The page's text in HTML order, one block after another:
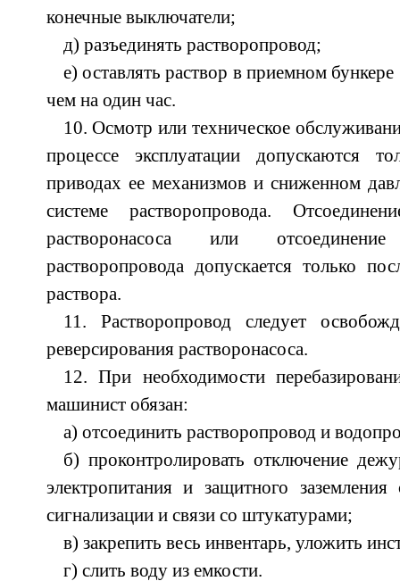
конечные выключатели;
д) разъединять растворопровод;
е) оставлять раствор в приемном
чем на один час.
10. Осмотр или техническое
процессе эксплуатации допускаются
приводах ее механизмов и сниженном
системе растворопровода.
растворонасоса или
растворопровода допускается только
раствора.
11. Растворопровод следует
реверсирования растворонасоса.
12. При необходимости
машинист обязан:
а) отсоединить растворопровод и
б) проконтролировать отключение
электропитания и защитного
сигнализации и связи со штукатурами;
в) закрепить весь инвентарь, уложить
г) слить воду из емкости.